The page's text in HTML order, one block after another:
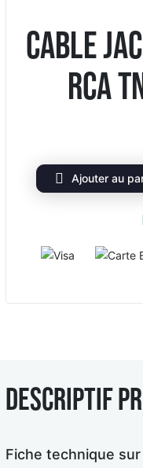
CABLE
RCA
Ajouter au
Descriptif
Fiche technique sur